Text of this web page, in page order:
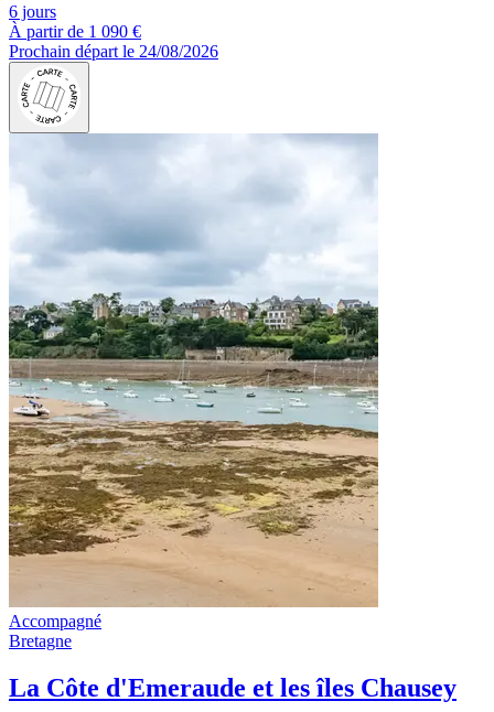
6 jours
À partir de 1 090 €
Prochain départ le 24/08/2026
Accompagné
Bretagne
La Côte d'Emeraude et les îles Chausey